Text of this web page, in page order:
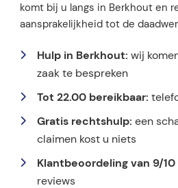
komt bij u langs in Berkhout en
aansprakelijkheid tot de
Hulp in Berkhout: wij
zaak te bespreken
Tot 22.00 bereikbaar:
Gratis rechtshulp: een
claimen kost u niets
Klantbeoordeling van 9/10
reviews